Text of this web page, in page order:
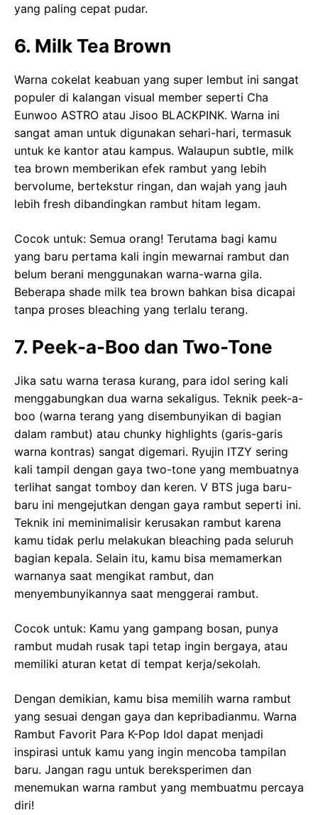
yang paling cepat pudar.
6. Milk Tea Brown
Warna cokelat keabuan yang super lembut ini sangat
populer di kalangan visual member seperti Cha
Eunwoo ASTRO atau Jisoo BLACKPINK. Warna ini
sangat aman untuk digunakan sehari-hari, termasuk
untuk ke kantor atau kampus. Walaupun subtle, milk
tea brown memberikan efek rambut yang lebih
bervolume, bertekstur ringan, dan wajah yang jauh
lebih fresh dibandingkan rambut hitam legam.
Cocok untuk: Semua orang! Terutama bagi kamu
yang baru pertama kali ingin mewarnai rambut dan
belum berani menggunakan warna-warna gila.
Beberapa shade milk tea brown bahkan bisa dicapai
tanpa proses bleaching yang terlalu terang.
7. Peek-a-Boo dan Two-Tone
Jika satu warna terasa kurang, para idol sering kali
menggabungkan dua warna sekaligus. Teknik peek-a-
boo (warna terang yang disembunyikan di bagian
dalam rambut) atau chunky highlights (garis-garis
warna kontras) sangat digemari. Ryujin ITZY sering
kali tampil dengan gaya two-tone yang membuatnya
terlihat sangat tomboy dan keren. V BTS juga baru-
baru ini mengejutkan dengan gaya rambut seperti ini.
Teknik ini meminimalisir kerusakan rambut karena
kamu tidak perlu melakukan bleaching pada seluruh
bagian kepala. Selain itu, kamu bisa memamerkan
warnanya saat mengikat rambut, dan
menyembunyikannya saat menggerai rambut.
Cocok untuk: Kamu yang gampang bosan, punya
rambut mudah rusak tapi tetap ingin bergaya, atau
memiliki aturan ketat di tempat kerja/sekolah.
Dengan demikian, kamu bisa memilih warna rambut
yang sesuai dengan gaya dan kepribadianmu. Warna
Rambut Favorit Para K-Pop Idol dapat menjadi
inspirasi untuk kamu yang ingin mencoba tampilan
baru. Jangan ragu untuk bereksperimen dan
menemukan warna rambut yang membuatmu percaya
diri!